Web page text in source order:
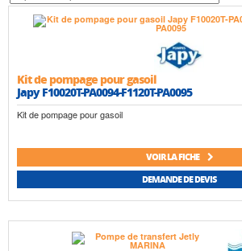
Pedrollo
Renson
Saer
Sfa
Kit de pompage pour gasoil
Japy F10020T-PA0094-F1120T-PA0095
Kit de pompage pour gasoil
VOIR LA FICHE
DEMANDE DE DEVIS